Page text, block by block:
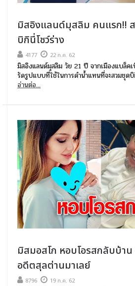
มิสอิงแลนด์มุสลิม คนแรก!!
บิกินี่โชว์ร่าง
4177 22 ก.ค. 62
มิสอิงแลนด์มุสลิม วัย 21 ปี จากเมืองแบล็ค
รัดรูปแบบที่ใช้ในการดำน้ำแทนที่จะสวมชุด
อ่านต่อ...
มิสมอสโก หอบโอรสกลับบ้า
อดีตสุลต่านมาเลย์
8796 19 ก.ค. 62